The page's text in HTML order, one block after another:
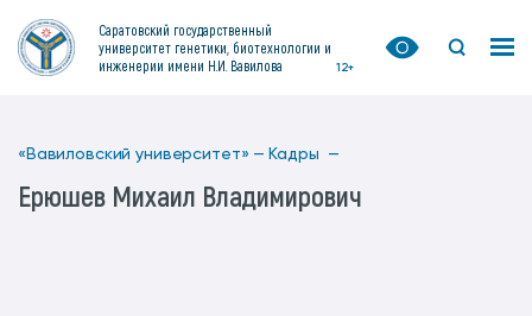
Саратовский государственный
университет генетики, биотехнологии и
инженерии имени Н.И. Вавилова
12+
«Вавиловский университет» — Кадры —
Ерюшев Михаил Владимирович